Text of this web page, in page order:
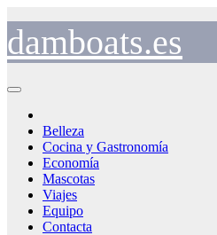
contenido
damboats.es
Belleza
Cocina y Gastronomía
Economía
Mascotas
Viajes
Equipo
Contacta